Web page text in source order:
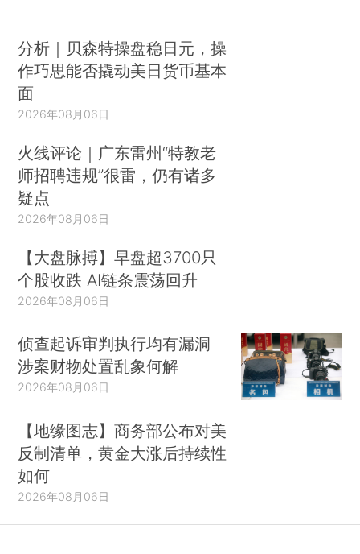
分析｜贝森特操盘稳日元，操
作巧思能否撬动美日货币基本
面
2026年08月06日
火线评论｜广东雷州“特教老
师招聘违规”很雷，仍有诸多
疑点
2026年08月06日
【大盘脉搏】早盘超3700只
个股收跌 AI链条震荡回升
2026年08月06日
侦查起诉审判执行均有漏洞
涉案财物处置乱象何解
2026年08月06日
【地缘图志】商务部公布对美
反制清单，黄金大涨后持续性
如何
2026年08月06日